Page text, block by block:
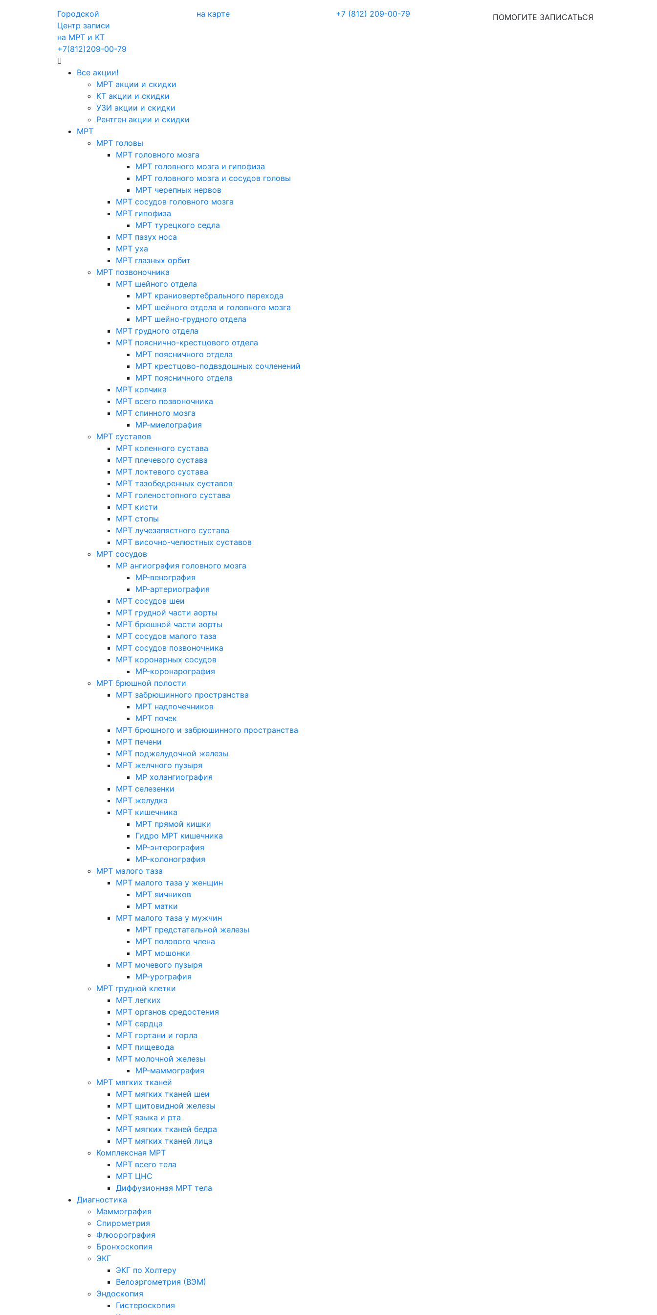
Городской
Центр записи
на МРТ и КТ
+7(812)209-00-79
на карте +7 (812) 209-00-79 ПОМОГИТЕ ЗАПИСАТЬСЯ
Все акции!
МРТ акции и скидки
КТ акции и скидки
УЗИ акции и скидки
Рентген акции и скидки
МРТ
МРТ головы
МРТ головного мозга
МРТ головного мозга и гипофиза
МРТ головного мозга и сосудов головы
МРТ черепных нервов
МРТ сосудов головного мозга
МРТ гипофиза
МРТ турецкого седла
МРТ пазух носа
МРТ уха
МРТ глазных орбит
МРТ позвоночника
МРТ шейного отдела
МРТ краниовертебрального перехода
МРТ шейного отдела и головного мозга
МРТ шейно-грудного отдела
МРТ грудного отдела
МРТ пояснично-крестцового отдела
МРТ поясничного отдела
МРТ крестцово-подвздошных сочленений
МРТ поясничного отдела
МРТ копчика
МРТ всего позвоночника
МРТ спинного мозга
МР-миелография
МРТ суставов
МРТ коленного сустава
МРТ плечевого сустава
МРТ локтевого сустава
МРТ тазобедренных суставов
МРТ голеностопного сустава
МРТ кисти
МРТ стопы
МРТ лучезапястного сустава
МРТ височно-челюстных суставов
МРТ сосудов
МР ангиография головного мозга
МР-венография
МР-артериография
МРТ сосудов шеи
МРТ грудной части аорты
МРТ брюшной части аорты
МРТ сосудов малого таза
МРТ сосудов позвоночника
МРТ коронарных сосудов
МР-коронарография
МРТ брюшной полости
МРТ забрюшинного пространства
МРТ надпочечников
МРТ почек
МРТ брюшного и забрюшинного пространства
МРТ печени
МРТ поджелудочной железы
МРТ желчного пузыря
МР холангиография
МРТ селезенки
МРТ желудка
МРТ кишечника
МРТ прямой кишки
Гидро МРТ кишечника
МР-энтерография
МР-колонография
МРТ малого таза
МРТ малого таза у женщин
МРТ яичников
МРТ матки
МРТ малого таза у мужчин
МРТ предстательной железы
МРТ полового члена
МРТ мошонки
МРТ мочевого пузыря
МР-урография
МРТ грудной клетки
МРТ легких
МРТ органов средостения
МРТ сердца
МРТ гортани и горла
МРТ пищевода
МРТ молочной железы
МР-маммография
МРТ мягких тканей
МРТ мягких тканей шеи
МРТ щитовидной железы
МРТ языка и рта
МРТ мягких тканей бедра
МРТ мягких тканей лица
Комплексная МРТ
МРТ всего тела
МРТ ЦНС
Диффузионная МРТ тела
Диагностика
Маммография
Спирометрия
Флюорография
Бронхоскопия
ЭКГ
ЭКГ по Холтеру
Велоэргометрия (ВЭМ)
Эндоскопия
Гистероскопия